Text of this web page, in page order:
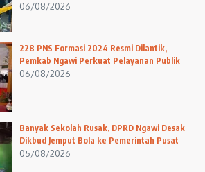
06/08/2026
228 PNS Formasi 2024 Resmi Dilantik,
Pemkab Ngawi Perkuat Pelayanan Publik
06/08/2026
Banyak Sekolah Rusak, DPRD Ngawi Desak
Dikbud Jemput Bola ke Pemerintah Pusat
05/08/2026